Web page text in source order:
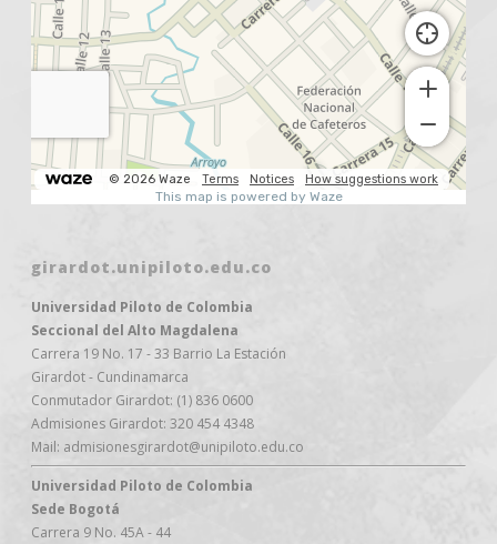
girardot.unipiloto.edu.co
Universidad Piloto de Colombia
Seccional del Alto Magdalena
Carrera 19 No. 17 - 33 Barrio La Estación
Girardot - Cundinamarca
Conmutador Girardot: (1) 836 0600
Admisiones Girardot: 320 454 4348
Mail: admisionesgirardot@unipiloto.edu.co
Universidad Piloto de Colombia
Sede Bogotá
Carrera 9 No. 45A - 44